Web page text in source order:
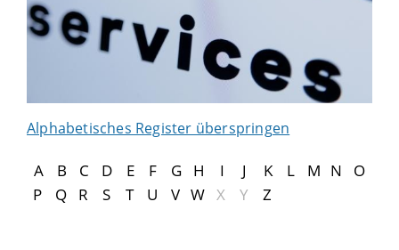
Alphabetisches Register überspringen
A B C D E F G H I J K L M N
O
P
Q R S T U V W X Y Z